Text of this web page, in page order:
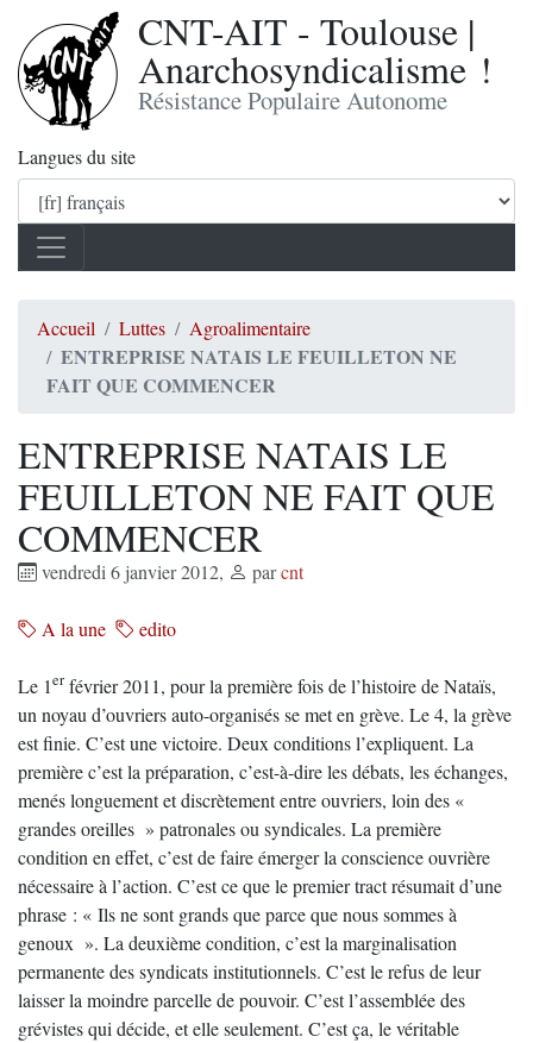
CNT-AIT - Toulouse |
Anarchosyndicalisme !
Résistance Populaire Autonome
Langues du site
Accueil Luttes Agroalimentaire
ENTREPRISE NATAIS LE FEUILLETON NE
FAIT QUE COMMENCER
ENTREPRISE NATAIS LE
FEUILLETON NE FAIT QUE
COMMENCER
vendredi 6 janvier 2012, parcnt
A la une edito
Le 1er février 2011, pour la première fois de l’histoire de Nataïs,
un noyau d’ouvriers auto-organisés se met en grève. Le 4, la grève
est finie. C’est une victoire. Deux conditions l’expliquent. La
première c’est la préparation, c’est-à-dire les débats, les échanges,
menés longuement et discrètement entre ouvriers, loin des «
grandes oreilles » patronales ou syndicales. La première
condition en effet, c’est de faire émerger la conscience ouvrière
nécessaire à l’action. C’est ce que le premier tract résumait d’une
phrase : « Ils ne sont grands que parce que nous sommes à
genoux ». La deuxième condition, c’est la marginalisation
permanente des syndicats institutionnels. C’est le refus de leur
laisser la moindre parcelle de pouvoir. C’est l’assemblée des
grévistes qui décide, et elle seulement. C’est ça, le véritable